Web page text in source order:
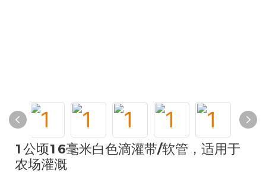
1公顷16毫米白色滴灌带/软管，适用于
农场灌溉